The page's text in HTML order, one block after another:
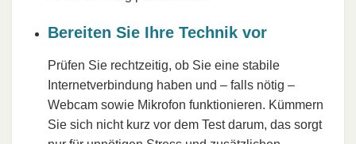
Bereiten Sie Ihre Technik vor
Prüfen Sie rechtzeitig, ob Sie eine stabile
Internetverbindung haben und – falls nötig –
Webcam sowie Mikrofon funktionieren. Kümmern
Sie sich nicht kurz vor dem Test darum, das sorgt